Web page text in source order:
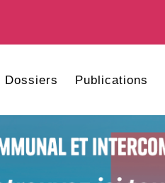
Dossiers Publications